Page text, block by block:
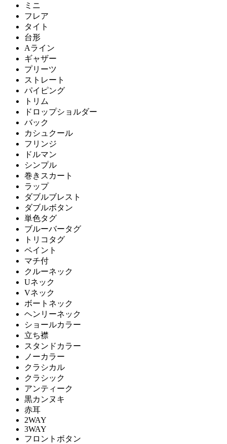
ミニ
フレア
タイト
台形
Aライン
ギャザー
プリーツ
ストレート
パイピング
トリム
ドロップショルダー
バック
カシュクール
フリンジ
ドルマン
シンプル
巻きスカート
ラップ
ダブルブレスト
ダブルボタン
単色タグ
ブルーバータグ
トリコタグ
ペイント
マチ付
クルーネック
Uネック
Vネック
ボートネック
ヘンリーネック
ショールカラー
立ち襟
スタンドカラー
ノーカラー
クラシカル
クラシック
アンティーク
黒カンヌキ
赤耳
2WAY
3WAY
フロントボタン